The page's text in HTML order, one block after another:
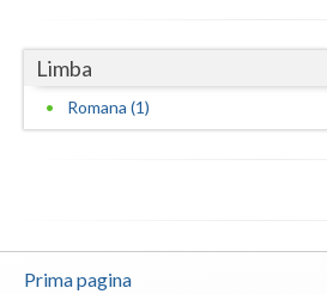
Valcea
Vaslui
Limba
Romana (1)
Prima pagina